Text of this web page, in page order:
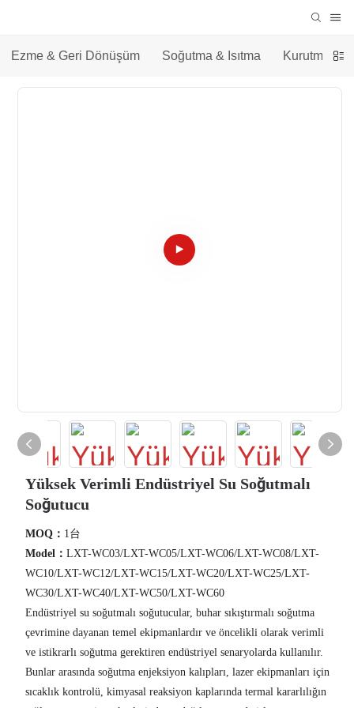
Ezme & Geri Dönüşüm Soğutma & Isıtma Kurutma &
Yüksek Verimli Endüstriyel Su Soğutmalı
Soğutucu
MOQ： 1台
Model： LXT-WC03/LXT-WC05/LXT-WC06/LXT-WC08/LXT-
WC10/LXT-WC12/LXT-WC15/LXT-WC20/LXT-WC25/LXT-
WC30/LXT-WC40/LXT-WC50/LXT-WC60
Endüstriyel su soğutmalı soğutucular, buhar sıkıştırmalı soğutma
çevrimine dayanan temel ekipmanlardır ve öncelikli olarak verimli
ve istikrarlı soğutma gerektiren endüstriyel senaryolarda kullanılır.
Bunlar arasında soğutma enjeksiyon kalıpları, lazer ekipmanları için
sıcaklık kontrolü, kimyasal reaksiyon kaplarında termal kararlılığın